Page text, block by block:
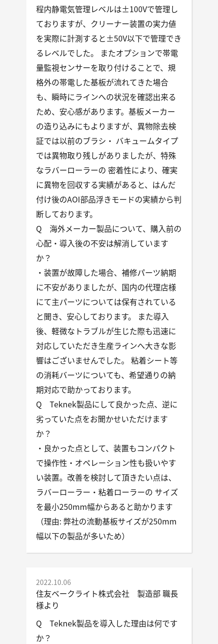
程内静電気管理レベルは±100Vで管理し
ておりますが、クリーナー装置の実力値
を実際に計測すると±50V以下で管理でき
るレベルでした。 またオプションで帯電
量監視センサーを取り付けることで、規
格外の帯電した基板が流れてきた場合
も、瞬時にラインへの状況を確認出来る
ため、安心感があります。基板メーカー
の造り込みにもよりますが、異物除去検
証では以前のブラシ・ バキュームタイプ
では異物取り残しがありましたが、特殊
なラバーローラーの 密着性により、確実
に異物を回収する実績があると、はんだ
付け後のAOI部品浮きモードの実績から判
断しております。
Q 海外メーカー製品について、購入前の
心配・導入後の不安は解消しています
か？
・装置が故障した場合、補修パーツ納期
に不安がありましたが、国内の代理店様
にて主パーツについては保有されている
と聞き、安心しております。 また導入
後、軽微なトラブルが生じた際も迅速に
対応していただき生産ラインへ大きな影
響はございませんでした。 粘着シート等
の消耗バーツについても、希望通りの納
期対応で助かっております。
Q Teknek製品にして良かった点、逆に
劣っていた点をお聞かせいただけます
か？
・良かった点として、装置もコンパクト
で操作性・オペレーション性も扱いやす
い装置。改善を検討して頂きたい点は、
ラバーローラー・粘着ローラーの サイズ
を最小250mm幅からあると助かります
（理由: 弊社の流動基板サイズが250mm
幅以下の製品が多いため）
2022.10.06
住友ベークライト株式会社 製造部 職長
様より
Q Teknek製品を導入した理由は何です
か？